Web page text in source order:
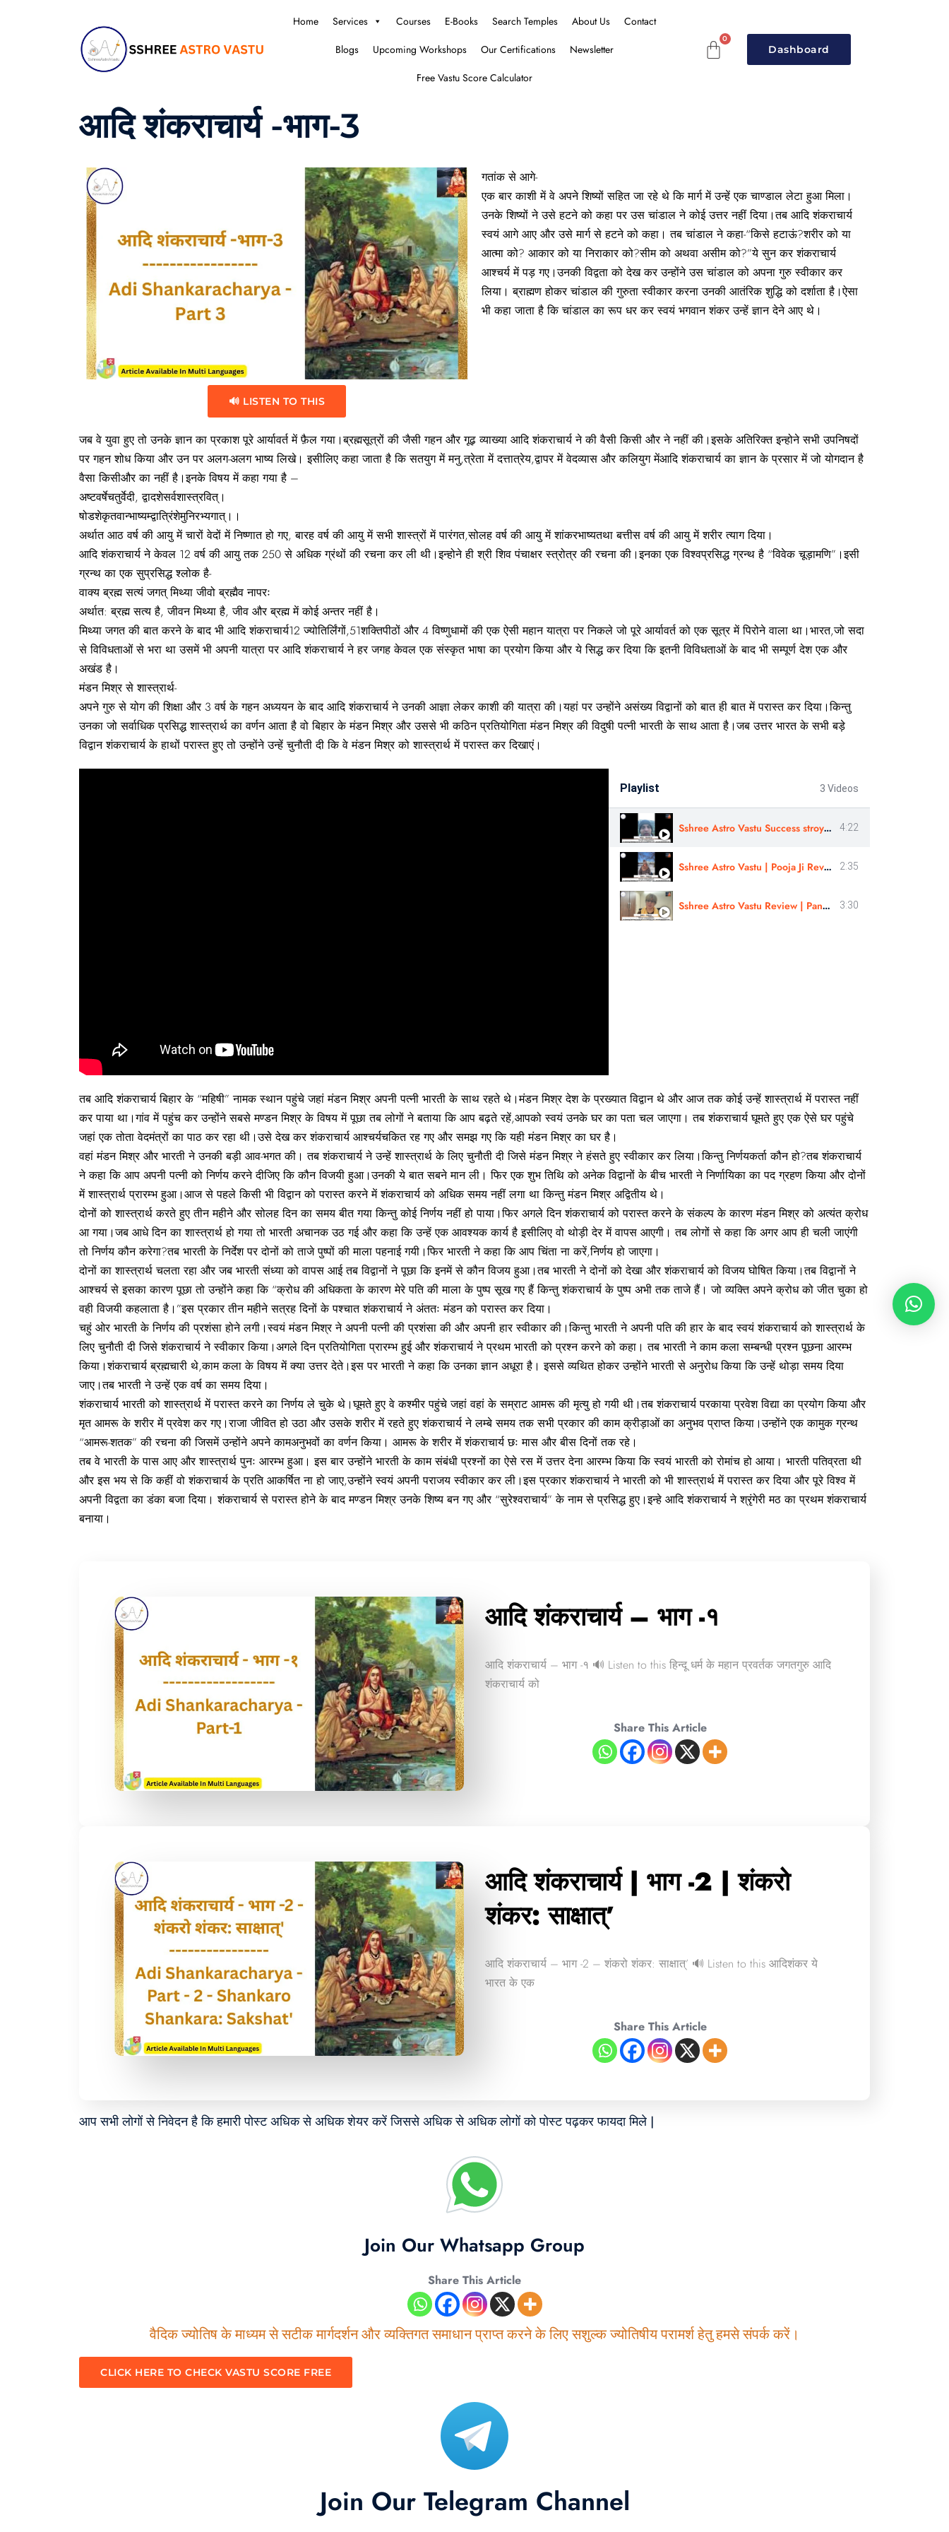
Home Services Courses E-Books Search Temples About Us
Contact
Blogs
Upcoming Workshops Our Certifications
Newsletter
Free Vastu Score Calculator
Dashboard
आदि शंकराचार्य -भाग-3
🔊 LISTEN TO THIS
गतांक से आगे-
एक बार काशी में वे अपने शिष्यों सहित जा रहे थे कि मार्ग में उन्हें एक चाण्डाल लेटा हुआ मिला।
उनके शिष्यों ने उसे हटने को कहा पर उस चांडाल ने कोई उत्तर नहीं दिया।तब आदि शंकराचार्य
स्वयं आगे आए और उसे मार्ग से हटने को कहा। तब चांडाल ने कहा-“किसे हटाऊं?शरीर को या
आत्मा को? आकार को या निराकार को?सीम को अथवा असीम को?”ये सुन कर शंकराचार्य
आश्चर्य में पड़ गए।उनकी विद्वता को देख कर उन्होंने उस चांडाल को अपना गुरु स्वीकार कर
लिया। ब्राह्मण होकर चांडाल की गुरुता स्वीकार करना उनकी आतंरिक शुद्धि को दर्शाता है।ऐसा
भी कहा जाता है कि चांडाल का रूप धर कर स्वयं भगवान शंकर उन्हें ज्ञान देने आए थे।
जब वे युवा हुए तो उनके ज्ञान का प्रकाश पूरे आर्यावर्त में फ़ैल गया।ब्रह्मसूत्रों की जैसी गहन और गूढ़ व्याख्या आदि शंकराचार्य ने की वैसी किसी और ने नहीं की।इसके अतिरिक्त इन्होने सभी उपनिषदों
पर गहन शोध किया और उन पर अलग-अलग भाष्य लिखे। इसीलिए कहा जाता है कि सतयुग में मनु,त्रेता में दत्तात्रेय,द्वापर में वेदव्यास और कलियुग मेंआदि शंकराचार्य का ज्ञान के प्रसार में जो योगदान है
वैसा किसीऔर का नहीं है।इनके विषय में कहा गया है –
अष्टवर्षेचतुर्वेदी, द्वादशेसर्वशास्त्रवित्।
षोडशेकृतवान्भाष्यम्द्वात्रिंशेमुनिरभ्यगात्।।
अर्थात आठ वर्ष की आयु में चारों वेदों में निष्णात हो गए, बारह वर्ष की आयु में सभी शास्त्रों में पारंगत,सोलह वर्ष की आयु में शांकरभाष्यतथा बत्तीस वर्ष की आयु में शरीर त्याग दिया।
आदि शंकराचार्य ने केवल 12 वर्ष की आयु तक 250 से अधिक ग्रंथों की रचना कर ली थी।इन्होने ही श्री शिव पंचाक्षर स्त्रोत्र की रचना की।इनका एक विश्वप्रसिद्ध ग्रन्थ है “विवेक चूड़ामणि”।इसी
ग्रन्थ का एक सुप्रसिद्ध श्लोक है-
वाक्य ब्रह्म सत्यं जगत् मिथ्या जीवो ब्रह्मैव नापरः
अर्थात: ब्रह्म सत्य है, जीवन मिथ्या है, जीव और ब्रह्म में कोई अन्तर नहीं है।
मिथ्या जगत की बात करने के बाद भी आदि शंकराचार्य12 ज्योतिर्लिंगों,51शक्तिपीठों और 4 विष्णुधामों की एक ऐसी महान यात्रा पर निकले जो पूरे आर्यावर्त को एक सूत्र में पिरोने वाला था।भारत,जो सदा
से विविधताओं से भरा था उसमें भी अपनी यात्रा पर आदि शंकराचार्य ने हर जगह केवल एक संस्कृत भाषा का प्रयोग किया और ये सिद्ध कर दिया कि इतनी विविधताओं के बाद भी सम्पूर्ण देश एक और
अखंड है।
मंडन मिश्र से शास्त्रार्थ-
अपने गुरु से योग की शिक्षा और 3 वर्ष के गहन अध्ययन के बाद आदि शंकराचार्य ने उनकी आज्ञा लेकर काशी की यात्रा की।यहां पर उन्होंने असंख्य विद्वानों को बात ही बात में परास्त कर दिया।किन्तु
उनका जो सर्वाधिक प्रसिद्ध शास्त्रार्थ का वर्णन आता है वो बिहार के मंडन मिश्र और उससे भी कठिन प्रतियोगिता मंडन मिश्र की विदुषी पत्नी भारती के साथ आता है।जब उत्तर भारत के सभी बड़े
विद्वान शंकराचार्य के हाथों परास्त हुए तो उन्होंने उन्हें चुनौती दी कि वे मंडन मिश्र को शास्त्रार्थ में परास्त कर दिखाएं।
Playlist 3 Videos
Sshree Astro Vastu Success stroy review In Hindi - Astro Harshit Ji 4:22
Sshree Astro Vastu | Pooja Ji Review | Numerology Course In Gujrati 2:35
Sshree Astro Vastu Review | Panchang Rahasyam Review | Astro - Pooja Ji Review | Hindi 3:30
तब आदि शंकराचार्य बिहार के “महिषी” नामक स्थान पहुंचे जहां मंडन मिश्र अपनी पत्नी भारती के साथ रहते थे।मंडन मिश्र देश के प्रख्यात विद्वान थे और आज तक कोई उन्हें शास्त्रार्थ में परास्त नहीं
कर पाया था।गांव में पहुंच कर उन्होंने सबसे मण्डन मिश्र के विषय में पूछा तब लोगों ने बताया कि आप बढ़ते रहें,आपको स्वयं उनके घर का पता चल जाएगा। तब शंकराचार्य घूमते हुए एक ऐसे घर पहुंचे
जहां एक तोता वेदमंत्रों का पाठ कर रहा थी।उसे देख कर शंकराचार्य आश्चर्यचकित रह गए और समझ गए कि यही मंडन मिश्र का घर है।
वहां मंडन मिश्र और भारती ने उनकी बड़ी आव-भगत की। तब शंकराचार्य ने उन्हें शास्त्रार्थ के लिए चुनौती दी जिसे मंडन मिश्र ने हंसते हुए स्वीकार कर लिया।किन्तु निर्णयकर्ता कौन हो?तब शंकराचार्य
ने कहा कि आप अपनी पत्नी को निर्णय करने दीजिए कि कौन विजयी हुआ।उनकी ये बात सबने मान ली। फिर एक शुभ तिथि को अनेक विद्वानों के बीच भारती ने निर्णायिका का पद ग्रहण किया और दोनों
में शास्त्रार्थ प्रारम्भ हुआ।आज से पहले किसी भी विद्वान को परास्त करने में शंकराचार्य को अधिक समय नहीं लगा था किन्तु मंडन मिश्र अद्वितीय थे।
दोनों को शास्त्रार्थ करते हुए तीन महीने और सोलह दिन का समय बीत गया किन्तु कोई निर्णय नहीं हो पाया।फिर अगले दिन शंकराचार्य को परास्त करने के संकल्प के कारण मंडन मिश्र को अत्यंत क्रोध
आ गया।जब आधे दिन का शास्त्रार्थ हो गया तो भारती अचानक उठ गई और कहा कि उन्हें एक आवश्यक कार्य है इसीलिए वो थोड़ी देर में वापस आएगी। तब लोगों से कहा कि अगर आप ही चली जाएंगी
तो निर्णय कौन करेगा?तब भारती के निर्देश पर दोनों को ताजे पुष्पों की माला पहनाई गयी।फिर भारती ने कहा कि आप चिंता ना करें,निर्णय हो जाएगा।
दोनों का शास्त्रार्थ चलता रहा और जब भारती संध्या को वापस आई तब विद्वानों ने पूछा कि इनमें से कौन विजय हुआ।तब भारती ने दोनों को देखा और शंकराचार्य को विजय घोषित किया।तब विद्वानों ने
आश्चर्य से इसका कारण पूछा तो उन्होंने कहा कि “क्रोध की अधिकता के कारण मेरे पति की माला के पुष्प सूख गए हैं किन्तु शंकराचार्य के पुष्प अभी तक ताजे हैं। जो व्यक्ति अपने क्रोध को जीत चुका हो
वही विजयी कहलाता है।”इस प्रकार तीन महीने सत्रह दिनों के पश्चात शंकराचार्य ने अंततः मंडन को परास्त कर दिया।
चहुं ओर भारती के निर्णय की प्रशंसा होने लगी।स्वयं मंडन मिश्र ने अपनी पत्नी की प्रशंसा की और अपनी हार स्वीकार की।किन्तु भारती ने अपनी पति की हार के बाद स्वयं शंकराचार्य को शास्त्रार्थ के
लिए चुनौती दी जिसे शंकराचार्य ने स्वीकार किया।अगले दिन प्रतियोगिता प्रारम्भ हुई और शंकराचार्य ने प्रथम भारती को प्रश्न करने को कहा। तब भारती ने काम कला सम्बन्धी प्रश्न पूछना आरम्भ
किया।शंकराचार्य ब्रह्मचारी थे,काम कला के विषय में क्या उत्तर देते।इस पर भारती ने कहा कि उनका ज्ञान अधूरा है। इससे व्यथित होकर उन्होंने भारती से अनुरोध किया कि उन्हें थोड़ा समय दिया
जाए।तब भारती ने उन्हें एक वर्ष का समय दिया।
शंकराचार्य भारती को शास्त्रार्थ में परास्त करने का निर्णय ले चुके थे।घूमते हुए वे कश्मीर पहुंचे जहां वहां के सम्राट आमरू की मृत्यु हो गयी थी।तब शंकराचार्य परकाया प्रवेश विद्या का प्रयोग किया और
मृत आमरू के शरीर में प्रवेश कर गए।राजा जीवित हो उठा और उसके शरीर में रहते हुए शंकराचार्य ने लम्बे समय तक सभी प्रकार की काम क्रीड़ाओं का अनुभव प्राप्त किया।उन्होंने एक कामुक ग्रन्थ
“आमरू-शतक” की रचना की जिसमें उन्होंने अपने कामअनुभवों का वर्णन किया। आमरू के शरीर में शंकराचार्य छः मास और बीस दिनों तक रहे।
तब वे भारती के पास आए और शास्त्रार्थ पुनः आरम्भ हुआ। इस बार उन्होंने भारती के काम संबंधी प्रश्नों का ऐसे रस में उत्तर देना आरम्भ किया कि स्वयं भारती को रोमांच हो आया। भारती पतिव्रता थी
और इस भय से कि कहीं वो शंकराचार्य के प्रति आकर्षित ना हो जाए,उन्होंने स्वयं अपनी पराजय स्वीकार कर ली।इस प्रकार शंकराचार्य ने भारती को भी शास्त्रार्थ में परास्त कर दिया और पूरे विश्व में
अपनी विद्वता का डंका बजा दिया। शंकराचार्य से परास्त होने के बाद मण्डन मिश्र उनके शिष्य बन गए और “सुरेश्वराचार्य” के नाम से प्रसिद्ध हुए।इन्हे आदि शंकराचार्य ने श्रृंगेरी मठ का प्रथम शंकराचार्य
बनाया।
आदि शंकराचार्य – भाग -१
आदि शंकराचार्य – भाग -१ 🔊 Listen to this हिन्दू धर्म के महान प्रवर्तक जगतगुरु आदि
शंकराचार्य को
Share This Article
आदि शंकराचार्य | भाग -2 | शंकरो
शंकर: साक्षात्’
आदि शंकराचार्य – भाग -2 – शंकरो शंकर: साक्षात्’ 🔊 Listen to this आदिशंकर ये
भारत के एक
Share This Article
आप सभी लोगों से निवेदन है कि हमारी पोस्ट अधिक से अधिक शेयर करें जिससे अधिक से अधिक लोगों को पोस्ट पढ़कर फायदा मिले |
Join Our Whatsapp Group
Share This Article
वैदिक ज्योतिष के माध्यम से सटीक मार्गदर्शन और व्यक्तिगत समाधान प्राप्त करने के लिए सशुल्क ज्योतिषीय परामर्श हेतु हमसे संपर्क करें।
CLICK HERE TO CHECK VASTU SCORE FREE
Join Our Telegram Channel